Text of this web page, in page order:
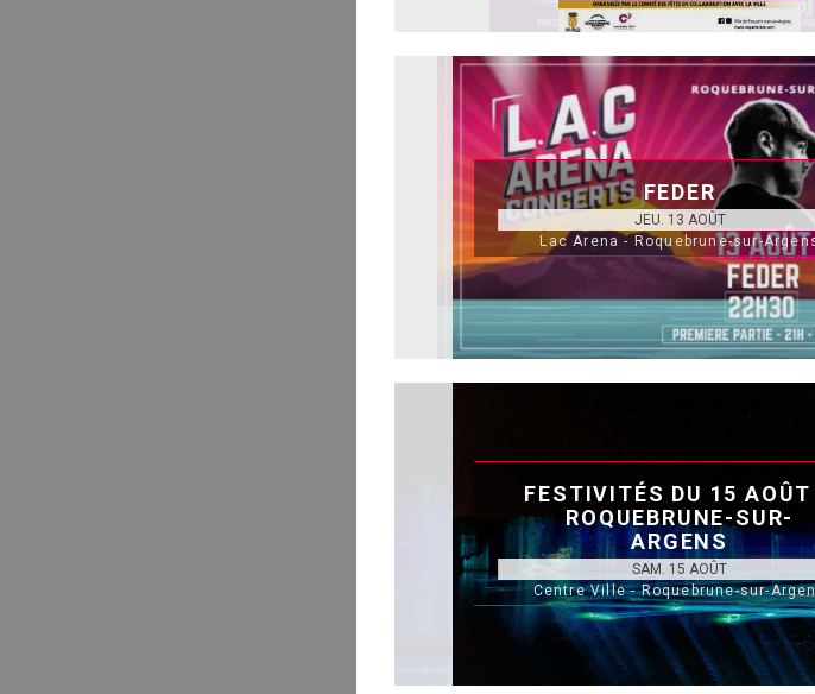
FEDER
JEU. 13 AOÛT
Lac Arena - Roquebrune-sur-
FESTIVITÉS DU 15 AOÛT
ROQUEBRUNE-SUR-
ARGENS
SAM. 15 AOÛT
Centre Ville - Roquebrune-sur-